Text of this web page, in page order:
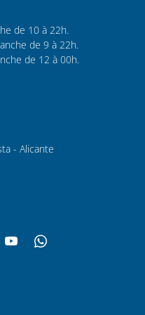
de 10 à 22h.
de 9 à 22h.
de 12 à 00h.
- Alicante